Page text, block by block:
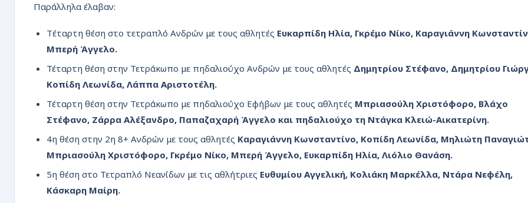
Παράλληλα έλαβαν:
Tέταρτη θέση στο τετραπλό Ανδρών με τους αθλητές Ευκαρπίδη Ηλία, Γκρέμο Νίκο, Καραγιάννη
Μπερή Άγγελο.
Τέταρτη θέση στην Τετράκωπο με πηδαλιούχο Ανδρών με τους αθλητές Δημητρίου Στέφανο, Δημητρίου
Κοπίδη Λεωνίδα, Λάππα Αριστοτέλη.
Τέταρτη θέση στην Τετράκωπο με πηδαλιούχο Εφήβων με τους αθλητές Μπριασούλη Χριστόφορο, Βλάχο
Στέφανο, Ζάρρα Αλέξανδρο, Παπαζαχαρή Άγγελο και πηδαλιούχο τη Ντάγκα Κλειώ-Αικατερίνη.
4η θέση στην 2η 8+ Ανδρών με τους αθλητές Καραγιάννη Κωνσταντίνο, Κοπίδη Λεωνίδα, Μηλιώτη
Μπριασούλη Χριστόφορο, Γκρέμο Νίκο, Μπερή Άγγελο, Ευκαρπίδη Ηλία, Λιόλιο Θανάση.
5η θέση στο Τετραπλό Νεανίδων με τις αθλήτριες Ευθυμίου Αγγελική, Κολιάκη Μαρκέλλα, Ντάρα Νεφέλη,
Κάσκαρη Μαίρη.